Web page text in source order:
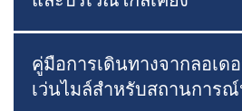
คู่มือการเดินทางจากลอเด
เว่นไมล์สำหรับสถานการ